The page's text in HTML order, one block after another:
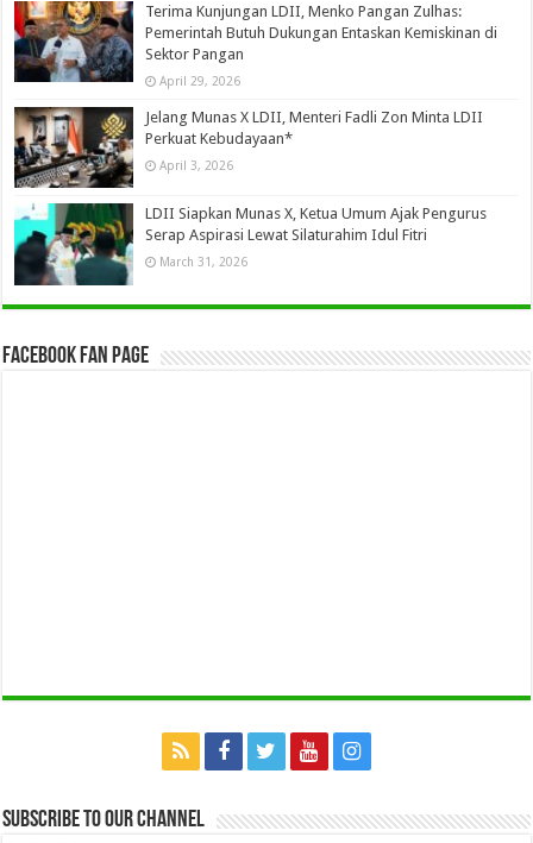
Terima Kunjungan LDII, Menko Pangan Zulhas:
Pemerintah Butuh Dukungan Entaskan Kemiskinan di
Sektor Pangan
April 29, 2026
Jelang Munas X LDII, Menteri Fadli Zon Minta LDII
Perkuat Kebudayaan*
April 3, 2026
LDII Siapkan Munas X, Ketua Umum Ajak Pengurus
Serap Aspirasi Lewat Silaturahim Idul Fitri
March 31, 2026
Facebook Fan Page
Subscribe to our Channel